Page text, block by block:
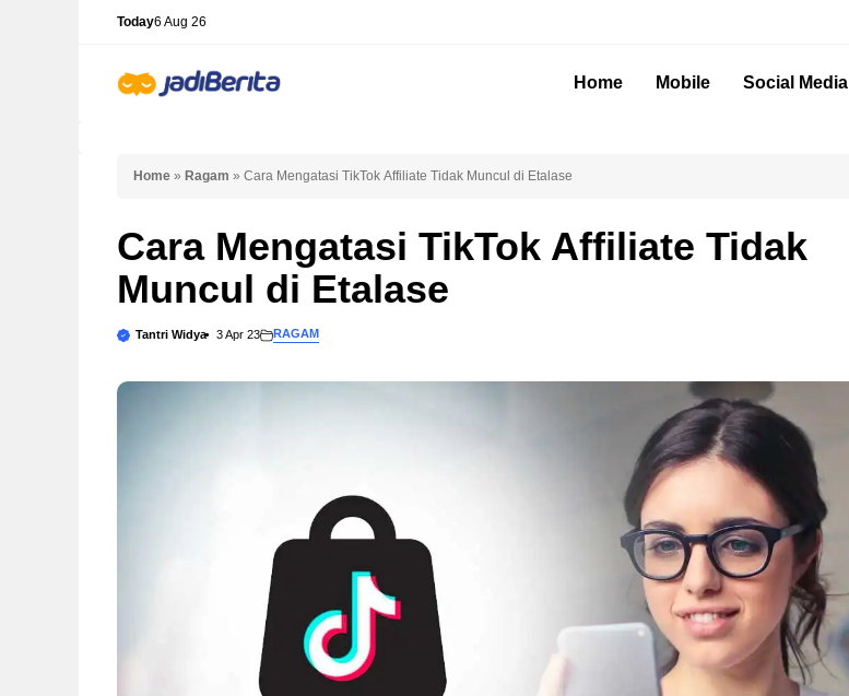
Today6 Aug 26
Home Mobile Social Media
Home » Ragam » Cara Mengatasi TikTok Affiliate Tidak Muncul di Etalase
Cara Mengatasi TikTok Affiliate Tidak
Muncul di Etalase
Tantri Widya 3 Apr 23 RAGAM